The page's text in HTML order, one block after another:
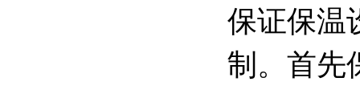
保证保温
制。首先